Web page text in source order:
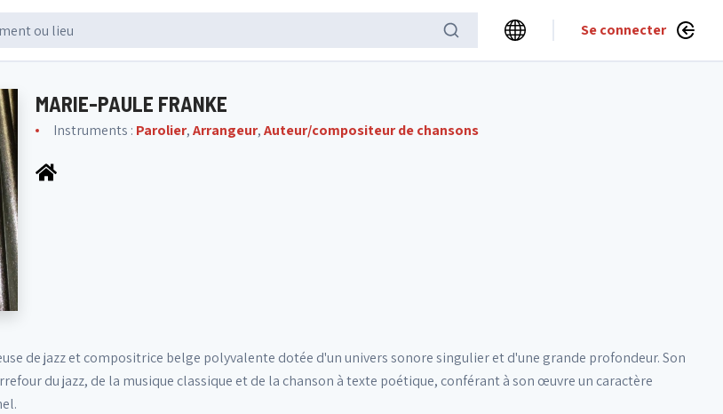
Se connecter
MARIE-PAULE FRANKE
Instruments : Parolier,Arrangeur,Auteur/compositeur de chansons
de jazz et compositrice belge polyvalente dotée d'un univers sonore singulier et d'une grande profondeur. Son
du jazz, de la musique classique et de la chanson à texte poétique, conférant à son œuvre un caractère